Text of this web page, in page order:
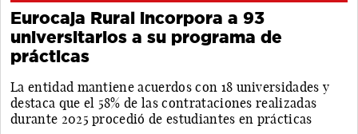
Eurocaja Rural incorpora a 93
universitarios a su programa de
prácticas
La entidad mantiene acuerdos con 18 universidades y
destaca que el 58% de las contrataciones realizadas
durante 2025 procedió de estudiantes en prácticas